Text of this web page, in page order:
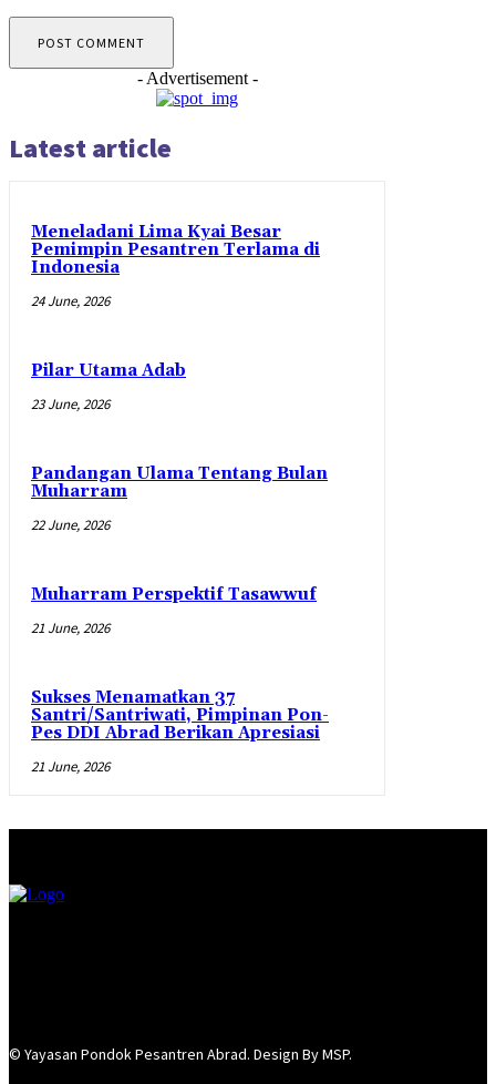
- Advertisement -
Latest article
Meneladani Lima Kyai Besar
Pemimpin Pesantren Terlama di
Indonesia
24 June, 2026
Pilar Utama Adab
23 June, 2026
Pandangan Ulama Tentang Bulan
Muharram
22 June, 2026
Muharram Perspektif Tasawwuf
21 June, 2026
Sukses Menamatkan 37
Santri/Santriwati, Pimpinan Pon-
Pes DDI Abrad Berikan Apresiasi
21 June, 2026
© Yayasan Pondok Pesantren Abrad. Design By MSP.